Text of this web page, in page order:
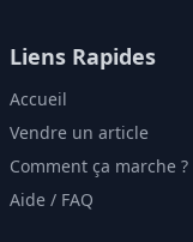
Liens Rapides
Accueil
Vendre un article
Comment ça marche ?
Aide / FAQ